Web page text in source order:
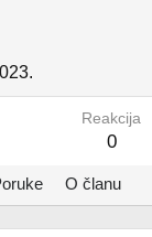
Reakcija
0
O članu